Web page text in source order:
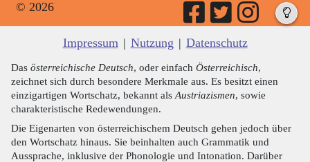
© 2026
Impressum | Nutzung | Datenschutz
Das österreichische Deutsch, oder einfach Österreichisch,
zeichnet sich durch besondere Merkmale aus. Es besitzt einen
einzigartigen Wortschatz, bekannt als Austriazismen, sowie
charakteristische Redewendungen.
Die Eigenarten von österreichischem Deutsch gehen jedoch über
den Wortschatz hinaus. Sie beinhalten auch Grammatik und
Aussprache, inklusive der Phonologie und Intonation. Darüber